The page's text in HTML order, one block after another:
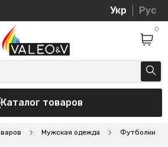
Укр Рус
0
Каталог товаров
Мужская одежда Футболки